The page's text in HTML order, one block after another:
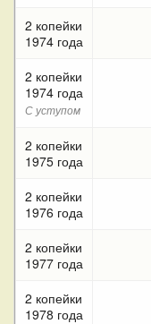
2 копейки
1974 года
2 копейки
1974 года
С уступом
2 копейки
1975 года
2 копейки
1976 года
2 копейки
1977 года
2 копейки
1978 года